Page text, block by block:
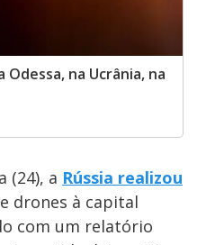
na Ucrânia, na
(24), a Rússia realizou
drones à capital
com um relatório